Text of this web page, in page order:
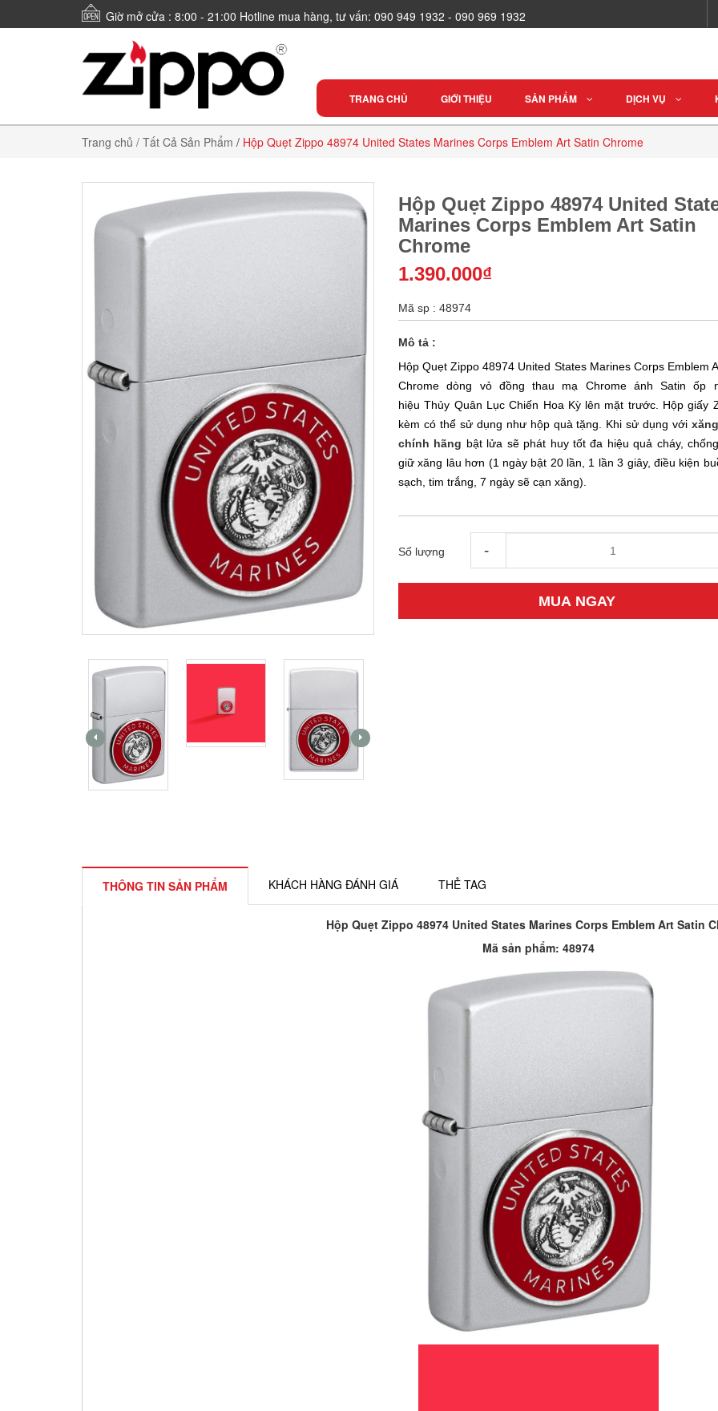
Giờ mở cửa : 8:00 - 21:00 Hotline mua hàng, tư vấn: 090 949 1932 - 090 969 1932
TRANG CHỦ GIỚI THIỆU SẢN PHẨM DỊCH VỤ
Trang chủ / Tất Cả Sản Phẩm / Hộp Quẹt Zippo 48974 United States Marines Corps Emblem Art Satin Chrome
Hộp Quẹt Zippo 48974 United
Marines Corps Emblem Art Satin
Chrome
1.390.000₫
Mã sp : 48974
Mô tả :
Hộp Quẹt Zippo 48974 United States Marines Corps Emblem
Chrome dòng vỏ đồng thau mạ Chrome ánh Satin ốp
hiệu Thủy Quân Lục Chiến Hoa Kỳ lên mặt trước. Hộp giấy
kèm có thể sử dụng như hộp quà tặng. Khi sử dụng với
chính hãng bật lửa sẽ phát huy tốt đa hiệu quả cháy,
giữ xăng lâu hơn (1 ngày bật 20 lần, 1 lần 3 giây, điều kiện
sạch, tim trắng, 7 ngày sẽ cạn xăng).
Số lượng -
MUA NGAY
THÔNG TIN SẢN PHẨM KHÁCH HÀNG ĐÁNH GIÁ THẺ TAG
Hộp Quẹt Zippo 48974 United States Marines Corps Emblem Art Satin
Mã sản phẩm: 48974